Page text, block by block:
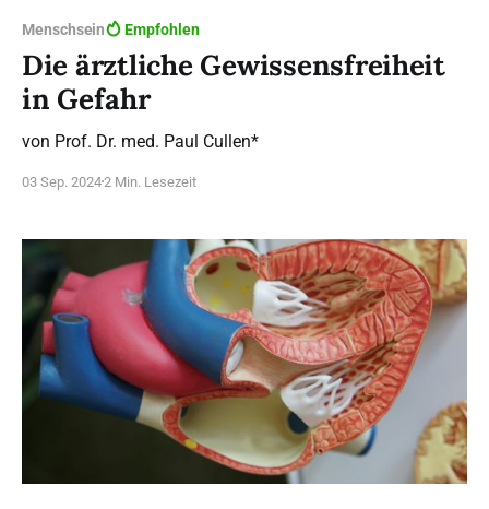
Menschsein Empfohlen
Die ärztliche Gewissensfreiheit
in Gefahr
von Prof. Dr. med. Paul Cullen*
03 Sep. 20242 Min. Lesezeit